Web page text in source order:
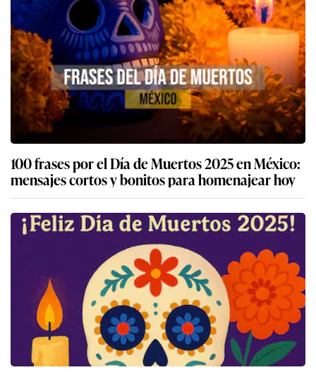
100 frases por el Día de Muertos 2025 en México:
mensajes cortos y bonitos para homenajear hoy